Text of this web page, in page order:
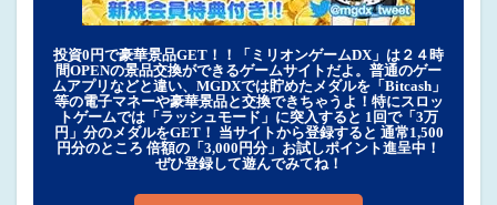
投資0円で豪華景品GET！！「ミリオンゲームDX」は２４時
間OPENの景品交換ができるゲームサイトだよ。普通のゲー
ムアプリなどと違い、MGDXでは貯めたメダルを「Bitcash」
等の電子マネーや豪華景品と交換できちゃうよ！特にスロッ
トゲームでは「ラッシュモード」に突入すると 1回で「3万
円」分のメダルをGET！ 当サイトから登録すると 通常1,500
円分のところ 倍額の「3,000円分」お試しポイント進呈中！
ぜひ登録して遊んでみてね！